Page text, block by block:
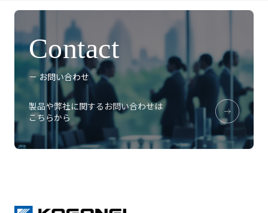
Contact
－ お問い合わせ
製品や弊社に関するお問い合わせは
こちらから